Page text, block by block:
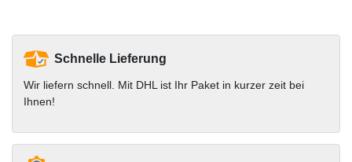
Schnelle Lieferung
Wir liefern schnell. Mit DHL ist Ihr Paket in kurzer zeit bei
Ihnen!